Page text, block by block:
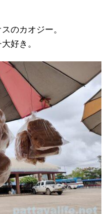
のカオジー。
好き。